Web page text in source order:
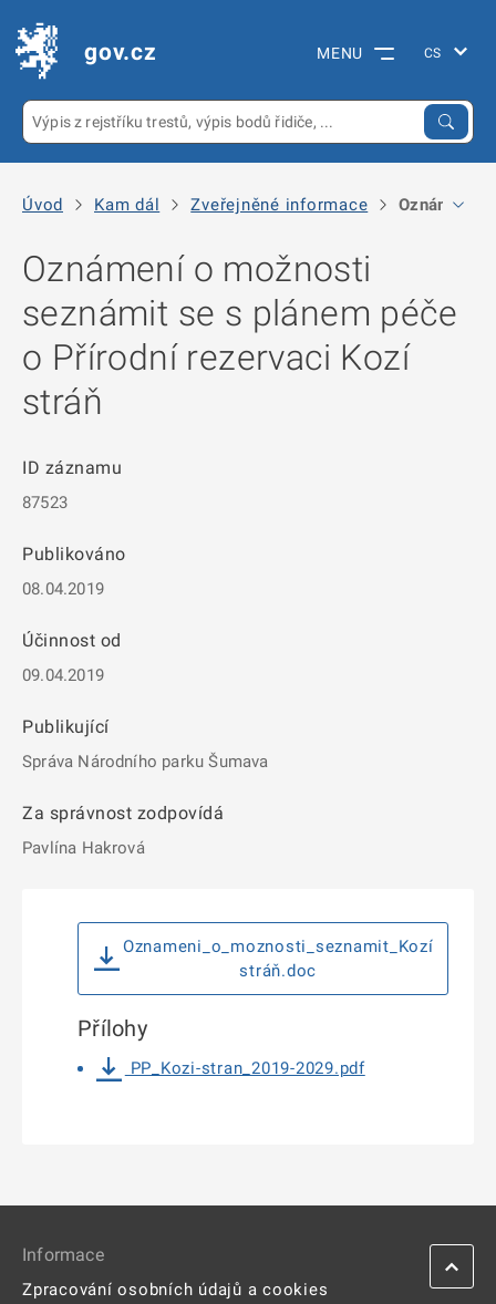
gov.cz MENU
Úvod Kam dál Zveřejněné informace Oznámení
Oznámení o možnosti
seznámit se s plánem péče
o Přírodní rezervaci Kozí
stráň
ID záznamu
87523
Publikováno
08.04.2019
Účinnost od
09.04.2019
Publikující
Správa Národního parku Šumava
Za správnost zodpovídá
Pavlína Hakrová
Oznameni_o_moznosti_seznamit_Kozí
stráň.doc
Přílohy
PP_Kozi-stran_2019-2029.pdf
Informace
Zpracování osobních údajů a cookies